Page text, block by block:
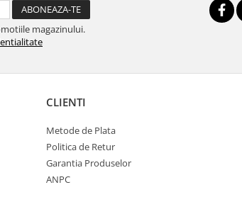
magazinului.
CLIENTI
Metode de Plata
Politica de Retur
Garantia Produselor
ANPC